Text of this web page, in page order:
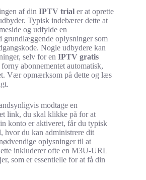
af din IPTV trial er at oprette
Typisk indebærer dette at
og udfylde en
grundlæggende oplysninger som
Nogle udbydere kan
selv for en IPTV gratis
abonnementet automatisk,
Vær opmærksom på dette og læs
modtage en
link, du skal klikke på for at
konto er aktiveret, får du typisk
hvor du kan administrere dit
oplysninger til at
inkluderer ofte en M3U-URL
som er essentielle for at få din